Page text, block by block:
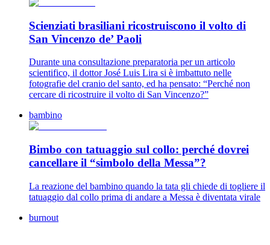
Scienziati brasiliani ricostruiscono il volto di
San Vincenzo de’ Paoli
Durante una consultazione preparatoria per un articolo
scientifico, il dottor José Luis Lira si è imbattuto nelle
fotografie del cranio del santo, ed ha pensato: “Perché non
cercare di ricostruire il volto di San Vincenzo?”
bambino
Bimbo con tatuaggio sul collo: perché dovrei
cancellare il “simbolo della Messa”?
La reazione del bambino quando la tata gli chiede di togliere il
tatuaggio dal collo prima di andare a Messa è diventata virale
burnout